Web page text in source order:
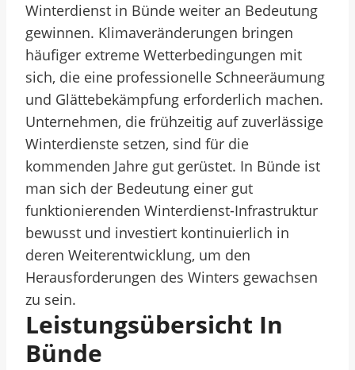
Winterdienst in Bünde weiter an Bedeutung
gewinnen. Klimaveränderungen bringen
häufiger extreme Wetterbedingungen mit
sich, die eine professionelle Schneeräumung
und Glättebekämpfung erforderlich machen.
Unternehmen, die frühzeitig auf zuverlässige
Winterdienste setzen, sind für die
kommenden Jahre gut gerüstet. In Bünde ist
man sich der Bedeutung einer gut
funktionierenden Winterdienst-Infrastruktur
bewusst und investiert kontinuierlich in
deren Weiterentwicklung, um den
Herausforderungen des Winters gewachsen
zu sein.
Leistungsübersicht In
Bünde